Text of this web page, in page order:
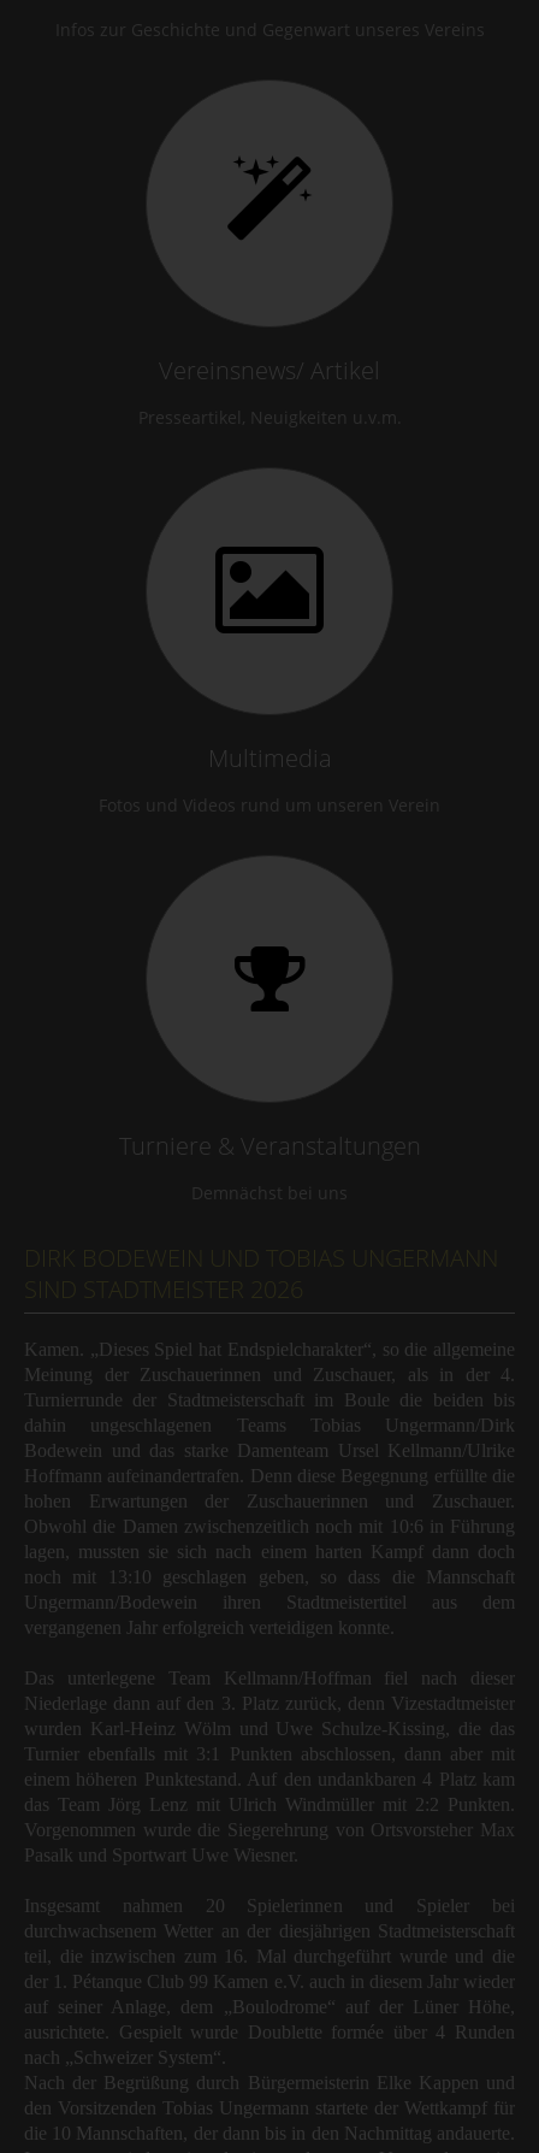
Infos zur Geschichte und Gegenwart unseres Vereins
Vereinsnews/ Artikel
Presseartikel, Neuigkeiten u.v.m.
Multimedia
Fotos und Videos rund um unseren Verein
Turniere & Veranstaltungen
Demnächst bei uns
Kamen. „Dieses Spiel hat Endspielcharakter“, so die allgemeine
Meinung der Zuschauerinnen und Zuschauer, als in der 4.
Turnierrunde der Stadtmeisterschaft im Boule die beiden bis
dahin ungeschlagenen Teams Tobias Ungermann/Dirk
Bodewein und das starke Damenteam Ursel Kellmann/Ulrike
Hoffmann aufeinandertrafen. Denn diese Begegnung erfüllte die
hohen Erwartungen der Zuschauerinnen und Zuschauer.
Obwohl die Damen zwischenzeitlich noch mit 10:6 in Führung
lagen, mussten sie sich nach einem harten Kampf dann doch
noch mit 13:10 geschlagen geben, so dass die Mannschaft
Ungermann/Bodewein ihren Stadtmeistertitel aus dem
vergangenen Jahr erfolgreich verteidigen konnte.
Das unterlegene Team Kellmann/Hoffman fiel nach dieser
Niederlage dann auf den 3. Platz zurück, denn Vizestadtmeister
wurden Karl-Heinz Wölm und Uwe Schulze-Kissing, die das
Turnier ebenfalls mit 3:1 Punkten abschlossen, dann aber mit
einem höheren Punktestand. Auf den undankbaren 4 Platz kam
das Team Jörg Lenz mit Ulrich Windmüller mit 2:2 Punkten.
Vorgenommen wurde die Siegerehrung von Ortsvorsteher Max
Pasalk und Sportwart Uwe Wiesner.
Insgesamt nahmen 20 Spielerinnen und Spieler bei
durchwachsenem Wetter an der diesjährigen Stadtmeisterschaft
teil, die inzwischen zum 16. Mal durchgeführt wurde und die
der 1. Pétanque Club 99 Kamen e.V. auch in diesem Jahr wieder
auf seiner Anlage, dem „Boulodrome“ auf der Lüner Höhe,
ausrichtete. Gespielt wurde Doublette formée über 4 Runden
nach „Schweizer System“.
Nach der Begrüßung durch Bürgermeisterin Elke Kappen und
den Vorsitzenden Tobias Ungermann startete der Wettkampf für
die 10 Mannschaften, der dann bis in den Nachmittag andauerte.